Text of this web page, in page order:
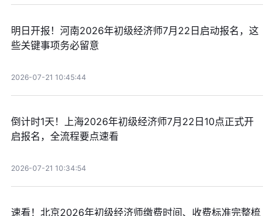
明日开报！河南2026年初级经济师7月22日启动报名，这
些关键事项务必留意
2026-07-21 10:45:44
倒计时1天！上海2026年初级经济师7月22日10点正式开
启报名，全流程要点速看
2026-07-21 10:34:54
速看！北京2026年初级经济师缴费时间、收费标准完整梳